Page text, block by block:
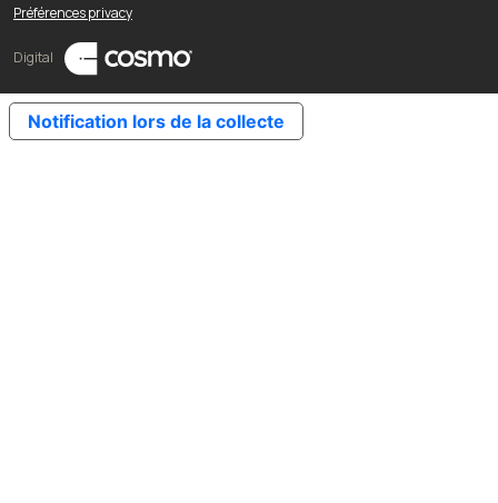
Préférences privacy
Digital
Notification lors de la collecte